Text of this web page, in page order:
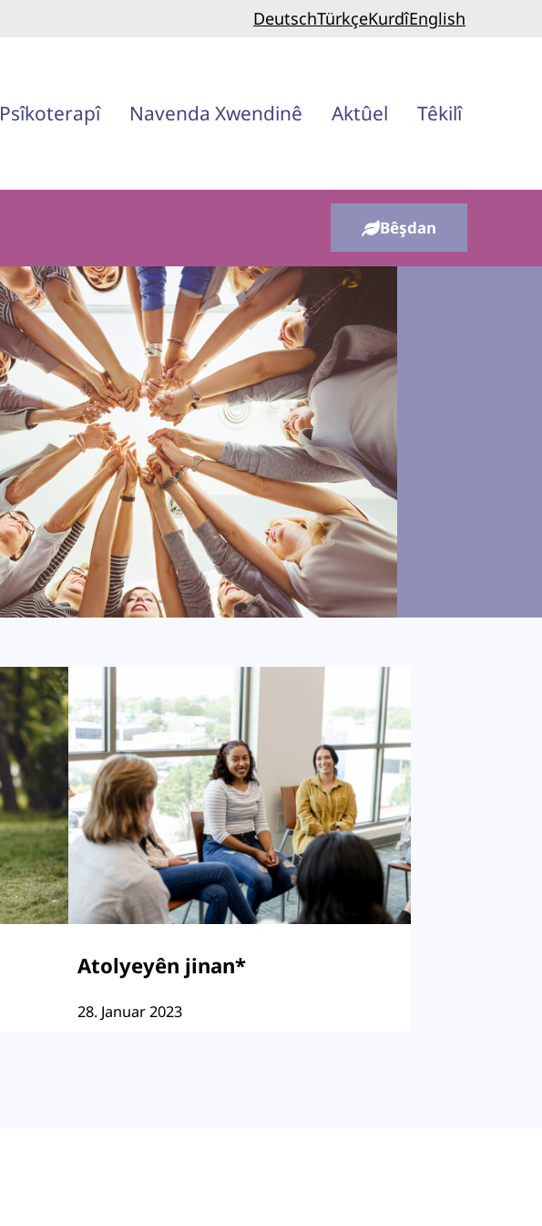
DeutschTürkçeKurdîEnglish
Psîkoterapî Navenda Xwendinê Aktûel Têkilî
Bêşdan
Atolyeyên jinan*
28. Januar 2023